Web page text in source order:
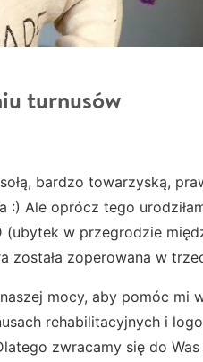
turnusów
bardzo towarzyską,
Ale oprócz tego
(ubytek w przegrodzie
została zoperowana w
mocy, aby pomóc mi
rehabilitacyjnych i
zwracamy się do